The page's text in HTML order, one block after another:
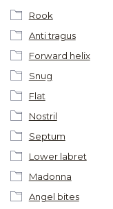
Rook
Anti tragus
Forward helix
Snug
Flat
Nostril
Septum
Lower labret
Madonna
Angel bites